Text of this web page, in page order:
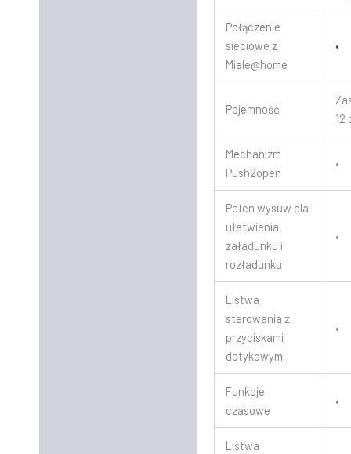
Połączenie
sieciowe z
Miele@home
•
Pojemność
12
Mechanizm
Push2open
•
Pełen wysuw dla
ułatwienia
załadunku i
rozładunku
•
Listwa
sterowania z
przyciskami
dotykowymi
•
Funkcje
czasowe
•
Listwa